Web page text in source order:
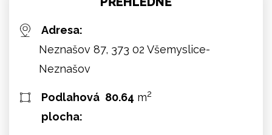
Adresa:
Neznašov 87, 373 02 Všemyslice-
Neznašov
Podlahová
plocha:
80.64 m2